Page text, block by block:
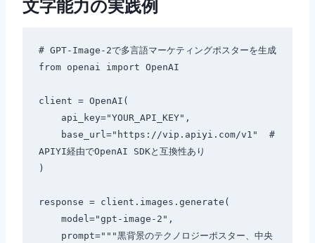
文字能力の実践例
# GPT-Image-2で多言語マーケティングポスターを生成
from openai import OpenAI
client = OpenAI(
APIYI経由でOpenAI SDKと互換性あり
)
response = client.images.generate(